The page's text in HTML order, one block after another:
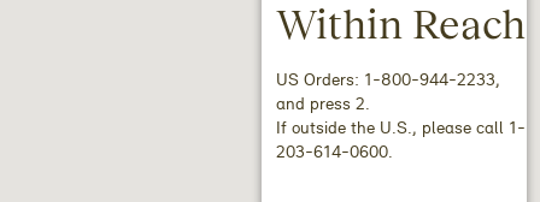
Within Reach
US Orders: 1-800-944-2233,
and press 2.
If outside the U.S., please call 1-
203-614-0600.